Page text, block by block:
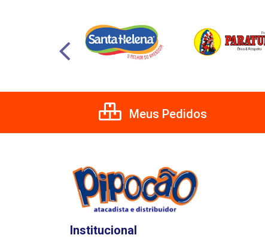
Meus Pedidos
Institucional